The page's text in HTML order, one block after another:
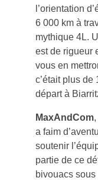
l’orientation
6 000 km à
mythique 4L.
est de rigueur
vous en
c’était plus
départ à
MaxAndCom
a faim
soutenir
partie de ce
bivouacs